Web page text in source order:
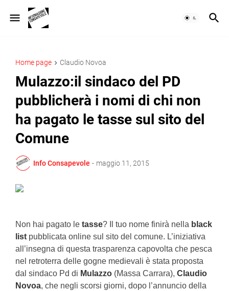
Home page Claudio Novoa
Mulazzo:il sindaco del PD
pubblicherà i nomi di chi non
ha pagato le tasse sul sito del
Comune
Info Consapevole - maggio 11, 2015
Non hai pagato le tasse? Il tuo nome finirà nella black
list pubblicata online sul sito del comune. L’iniziativa
all’insegna di questa trasparenza capovolta che pesca
nel retroterra delle gogne medievali è stata proposta
dal sindaco Pd di Mulazzo (Massa Carrara), Claudio
Novoa, che negli scorsi giorni, dopo l’annuncio della